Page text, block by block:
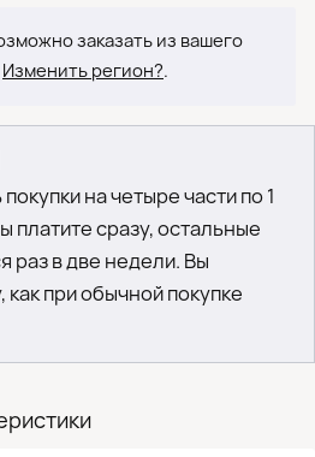
заказать из вашего
Изменить регион?.
на четыре части по 1
сразу, остальные
раз в две недели. Вы
как при обычной покупке